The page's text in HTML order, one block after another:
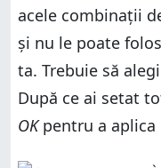
acele combinații
și nu le poate
ta. Trebuie să
După ce ai setat
OKpentru a